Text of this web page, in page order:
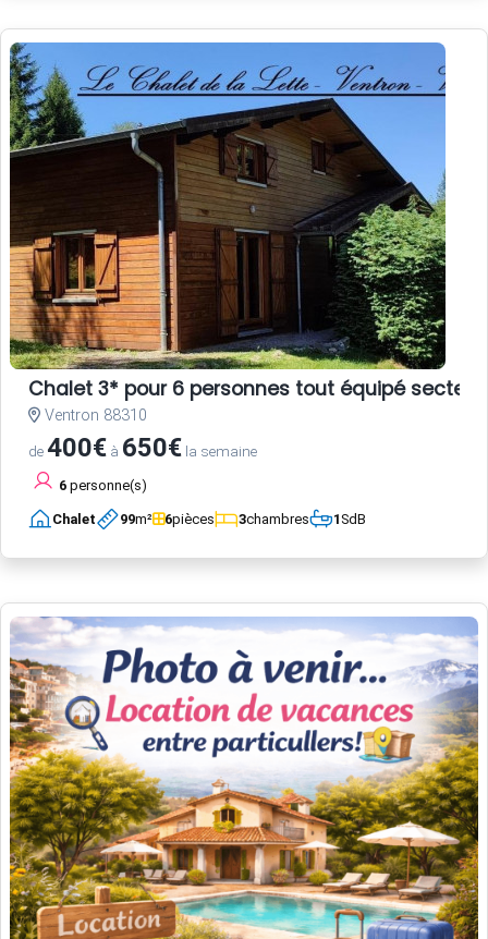
Chalet 3* pour 6 personnes tout équipé
Ventron 88310
de400€ à 650€ la semaine
6 personne(s)
Chalet 99m² 6pièces 3chambres 1SdB